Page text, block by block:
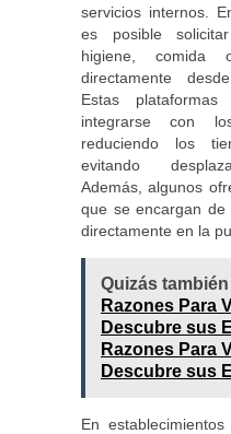
servicios internos.
es posible
higiene, comida
directamente
Estas
integrarse con
reduciendo los
evitando
Además, algunos
que se encargan de
directamente en la
Quizás
Razones Para
Descubre sus
Razones Para
Descubre sus
En